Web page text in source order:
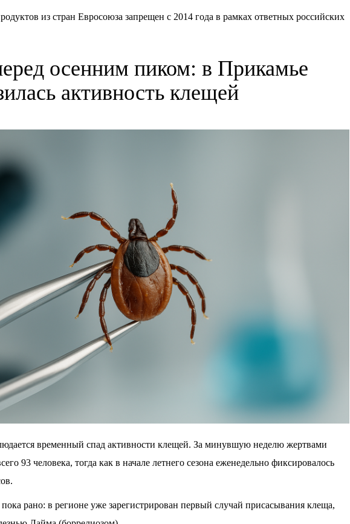
из стран Евросоюза запрещен с 2014 года в рамках ответных российских
осенним пиком: в Прикамье
активность клещей
временный спад активности клещей. За минувшую неделю жертвами
93 человека, тогда как в начале летнего сезона еженедельно фиксировалось
пока рано: в регионе уже зарегистрирован первый случай присасывания клеща,